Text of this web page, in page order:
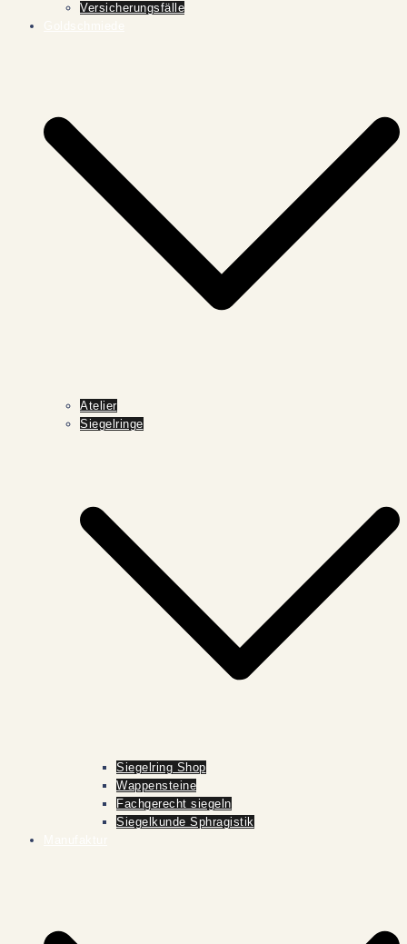
Versicherungsfälle
Atelier
Siegelringe
Siegelring Shop
Wappensteine
Fachgerecht siegeln
Siegelkunde Sphragistik